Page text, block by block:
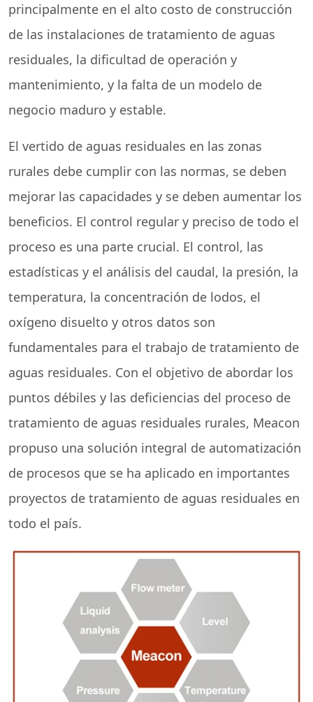
principalmente en el alto costo de construcción
de las instalaciones de tratamiento de aguas
residuales, la dificultad de operación y
mantenimiento, y la falta de un modelo de
negocio maduro y estable.
El vertido de aguas residuales en las zonas
rurales debe cumplir con las normas, se deben
mejorar las capacidades y se deben aumentar los
beneficios. El control regular y preciso de todo el
proceso es una parte crucial. El control, las
estadísticas y el análisis del caudal, la presión, la
temperatura, la concentración de lodos, el
oxígeno disuelto y otros datos son
fundamentales para el trabajo de tratamiento de
aguas residuales. Con el objetivo de abordar los
puntos débiles y las deficiencias del proceso de
tratamiento de aguas residuales rurales, Meacon
propuso una solución integral de automatización
de procesos que se ha aplicado en importantes
proyectos de tratamiento de aguas residuales en
todo el país.